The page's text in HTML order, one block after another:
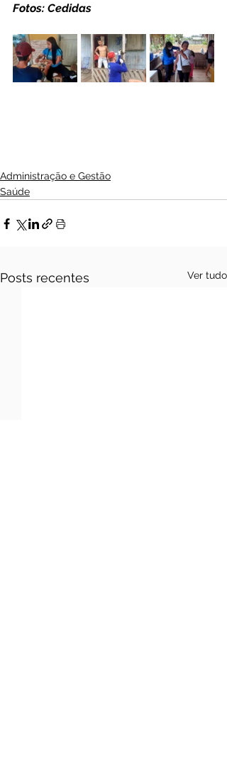
Fotos: Cedidas
Administração e Gestão
Saúde
Posts recentes Ver tudo